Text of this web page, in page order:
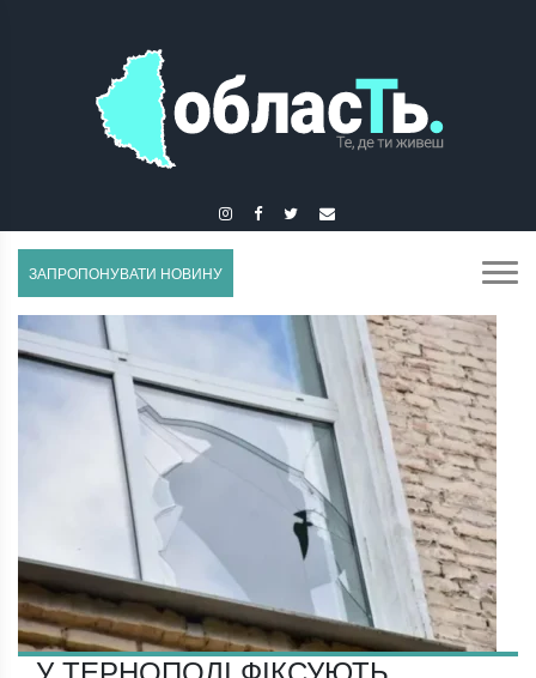
ЗАПРОПОНУВАТИ НОВИНУ